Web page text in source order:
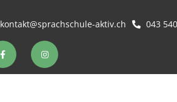
kontakt@sprachschule-aktiv.ch 043